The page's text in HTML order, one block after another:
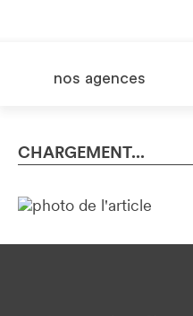
nos agences
CHARGEMENT...